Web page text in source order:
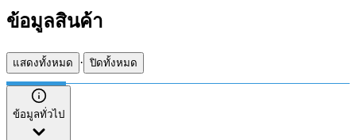
ข้อมูลสินค้า
แสดงทั้งหมด · ปิดทั้งหมด
ข้อมูลทั่วไป